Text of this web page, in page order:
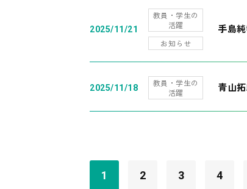
2025/11/21
教員・学生の
活躍
お知らせ
手島
2025/11/18
教員・学生の
活躍
青山
1 2 3 4